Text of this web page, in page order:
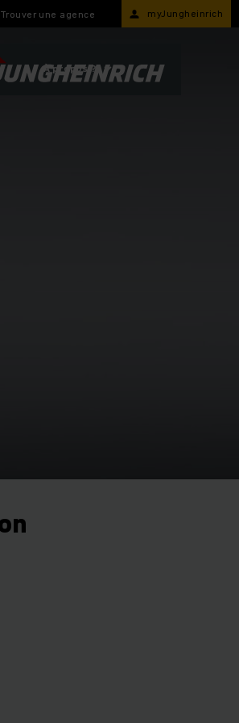
Trouver une agence myJungheinrich
À propos ?